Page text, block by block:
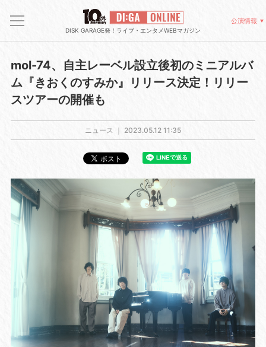
DISK GARAGE発！ライブ・エンタメWEBマガジン
公演情報
mol-74、自主レーベル設立後初のミニアルバ
ム『きおくのすみか』リリース決定！リリー
スツアーの開催も
ニュース ｜ 2023.05.12 11:35